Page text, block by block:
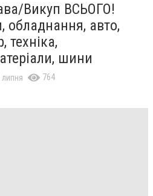
Викуп ВСЬОГО!
обладнання, авто,
техніка,
шини
липня 764